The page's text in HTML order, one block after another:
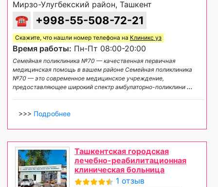
Мирзо-Улугбекский район, Ташкент
☎ +998-55-508-72-21
Скажите, что нашли номер телефона на Клиникс уз
Время работы: Пн-Пт 08:00-20:00
Семейная поликлиника №70 — качественная первичная
медицинская помощь в вашем районе Семейная поликлиника
№70 — это современное медицинское учреждение,
предоставляющее широкий спектр амбулаторно-поликлини ...
>>> Подробнее
Ташкентская городская
лечебно-реабилитационная
клиническая больница
1 отзыв